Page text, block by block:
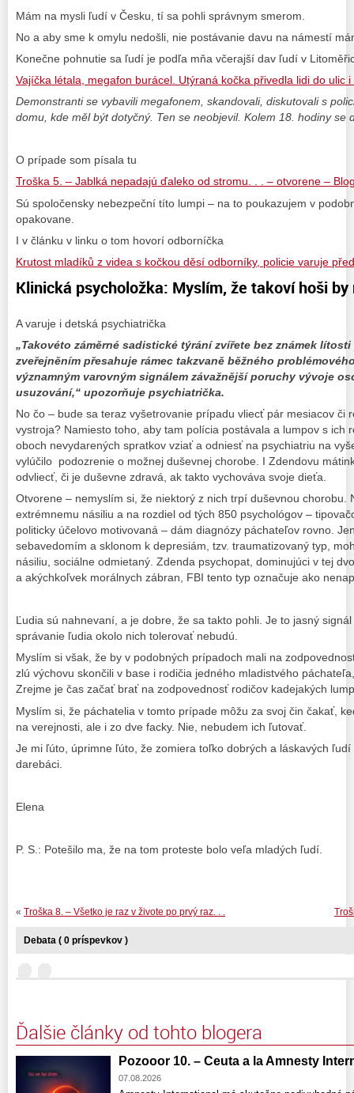
Mám na mysli ľudí v Česku, tí sa pohli správnym smerom.
No a aby sme k omylu nedošli, nie postávanie davu na námestí
Konečne pohnutie sa ľudí je podľa mňa včerajší dav ľudí v
Vajíčka létala, megafon burácel. Utýraná kočka přivedla lidi do ulic
Demonstranti se vybavili megafonem, skandovali, diskutovali s
domu, kde měl být dotyčný. Ten se neobjevil. Kolem 18. hodiny se
O prípade som písala tu
Troška 5. – Jablká nepadajú ďaleko od stromu. . . – otvorene –
Sú spoločensky nebezpeční títo lumpi – na to poukazujem v
opakovane.
I v článku v linku o tom hovorí odborníčka
Krutost mladíků z videa s kočkou děsí odborníky, policie varuje
Klinická psycholožka: Myslím, že takoví hoši
A varuje i detská psychiatrička
„Takovéto záměrné sadistické týrání zvířete bez známek
zveřejněním přesahuje rámec takzvaně běžného
významným varovným signálem závažnější poruchy vývoje
usuzování,“ upozorňuje psychiatrička.
No čo – bude sa teraz vyšetrovanie prípadu vliecť pár mesiacov či
vystroja? Namiesto toho, aby tam polícia postávala a lumpov s ich
oboch nevydarených spratkov vziať a odniesť na psychiatriu na
vylúčilo podozrenie o možnej duševnej chorobe. I Zdendovu
odvliecť, či je duševne zdravá, ak takto vychováva svoje dieťa.
Otvorene – nemyslím si, že niektorý z nich trpí duševnou chorobu.
extrémnemu násiliu a na rozdiel od tých 850 psychológov –
politicky účelovo motivovaná – dám diagnózy páchateľov rovno.
sebavedomím a sklonom k depresiám, tzv. traumatizovaný typ,
násiliu, sociálne odmietaný. Zdenda psychopat, dominujúci v tej
a akýchkoľvek morálnych zábran, FBI tento typ označuje ako
Ľudia sú nahnevaní, a je dobre, že sa takto pohli. Je to jasný
správanie ľudia okolo nich tolerovať nebudú.
Myslím si však, že by v podobných prípadoch mali na
zlú výchovu skončili v base i rodičia jedného mladistvého
Zrejme je čas začať brať na zodpovednosť rodičov kadejakých
Myslím si, že páchatelia v tomto prípade môžu za svoj čin čakať,
na verejnosti, ale i zo dve facky. Nie, nebudem ich ľutovať.
Je mi ľúto, úprimne ľúto, že zomiera toľko dobrých a láskavých
darebáci.
Elena
P. S.: Potešilo ma, že na tom proteste bolo veľa mladých ľudí.
« Troška 8. – Všetko je raz v živote po prvý raz. . .
Debata ( 0 príspevkov )
Ďalšie články od tohto blogera
Pozooor 10. – Ceuta a la Amnesty
07.08.2026